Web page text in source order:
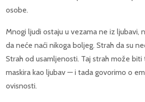
osobe.
Mnogi ljudi ostaju u vezama ne iz ljubavi,
da neće naći nikoga boljeg. Strah da su
Strah od usamljenosti. Taj strah može biti
maskira kao ljubav — i tada govorimo o
ovisnosti.